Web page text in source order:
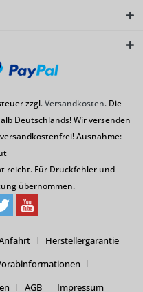
zzgl.Versandkosten. Die
Deutschlands! Wir versenden
Ausnahme:
reicht. Für Druckfehler und
übernommen.
Herstellergarantie
AGB Impressum